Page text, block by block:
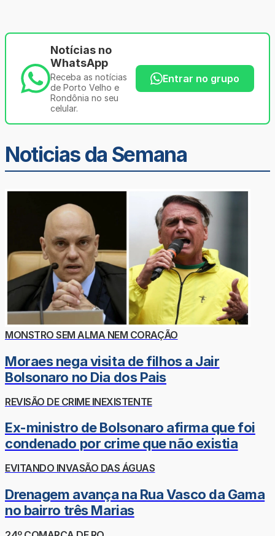
Notícias no
WhatsApp
Receba as notícias
de Porto Velho e
Rondônia no seu
celular.
Entrar no grupo
Noticias da Semana
MONSTRO SEM ALMA NEM CORAÇÃO
Moraes nega visita de filhos a Jair
Bolsonaro no Dia dos Pais
REVISÃO DE CRIME INEXISTENTE
Ex-ministro de Bolsonaro afirma que foi
condenado por crime que não existia
EVITANDO INVASÃO DAS ÁGUAS
Drenagem avança na Rua Vasco da Gama
no bairro três Marias